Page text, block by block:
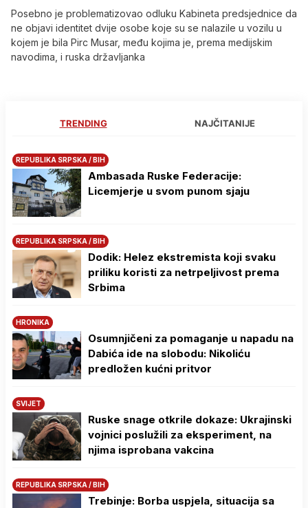
Posebno je problematizovao odluku Kabineta predsjednice da
ne objavi identitet dvije osobe koje su se nalazile u vozilu u
kojem je bila Pirc Musar, među kojima je, prema medijskim
navodima, i ruska državljanka
TRENDING NAJČITANIJE
REPUBLIKA SRPSKA / BIH
Ambasada Ruske Federacije:
Licemjerje u svom punom sjaju
REPUBLIKA SRPSKA / BIH
Dodik: Helez ekstremista koji svaku
priliku koristi za netrpeljivost prema
Srbima
HRONIKA
Osumnjičeni za pomaganje u napadu na
Dabića ide na slobodu: Nikoliću
predložen kućni pritvor
SVIJET
Ruske snage otkrile dokaze: Ukrajinski
vojnici poslužili za eksperiment, na
njima isprobana vakcina
REPUBLIKA SRPSKA / BIH
Trebinje: Borba uspjela, situacija sa